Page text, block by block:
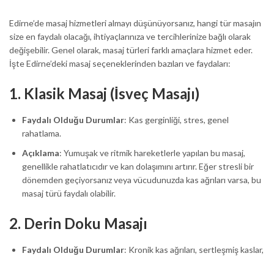
Edirne’de masaj hizmetleri almayı düşünüyorsanız, hangi tür masajın
size en faydalı olacağı, ihtiyaçlarınıza ve tercihlerinize bağlı olarak
değişebilir. Genel olarak, masaj türleri farklı amaçlara hizmet eder.
İşte Edirne’deki masaj seçeneklerinden bazıları ve faydaları:
1. Klasik Masaj (İsveç Masajı)
Faydalı Olduğu Durumlar: Kas gerginliği, stres, genel
rahatlama.
Açıklama: Yumuşak ve ritmik hareketlerle yapılan bu masaj,
genellikle rahatlatıcıdır ve kan dolaşımını artırır. Eğer stresli bir
dönemden geçiyorsanız veya vücudunuzda kas ağrıları varsa, bu
masaj türü faydalı olabilir.
2. Derin Doku Masajı
Faydalı Olduğu Durumlar: Kronik kas ağrıları, sertleşmiş kaslar,